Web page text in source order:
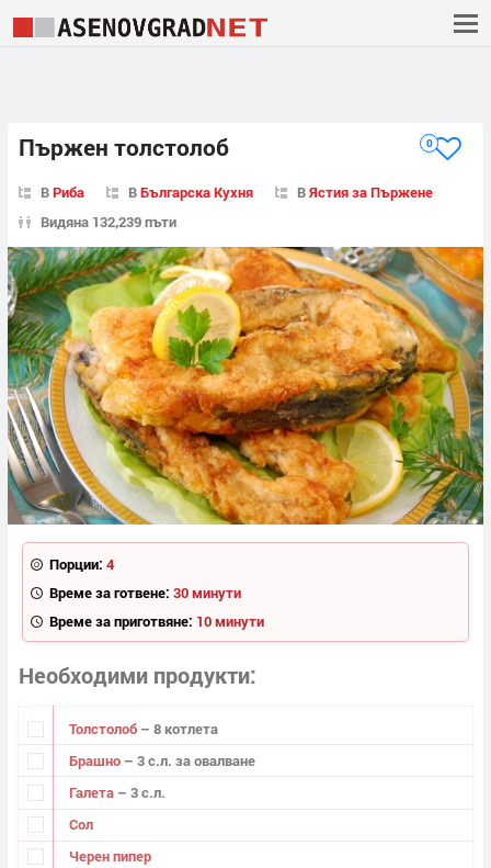
Пържен толстолоб 0
ВРиба ВБългарска Кухня ВЯстия за Пържене
Видяна 132,239 пъти
Порции: 4
Време за готвене: 30 минути
Време за приготвяне: 10 минути
Необходими продукти
Толстолоб – 8 котлета
Брашно – 3 с.л. за овалване
Галета – 3 с.л.
Сол
Черен пипер